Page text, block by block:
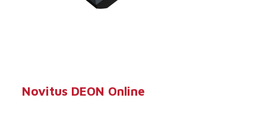
Novitus DEON Online